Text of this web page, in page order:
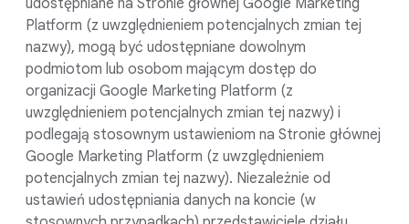
udostępniane na Stronie głównej Google Marketing
Platform (z uwzględnieniem potencjalnych zmian tej
nazwy), mogą być udostępniane dowolnym
podmiotom lub osobom mającym dostęp do
organizacji Google Marketing Platform (z
uwzględnieniem potencjalnych zmian tej nazwy) i
podlegają stosownym ustawieniom na Stronie głównej
Google Marketing Platform (z uwzględnieniem
potencjalnych zmian tej nazwy). Niezależnie od
ustawień udostępniania danych na koncie (w